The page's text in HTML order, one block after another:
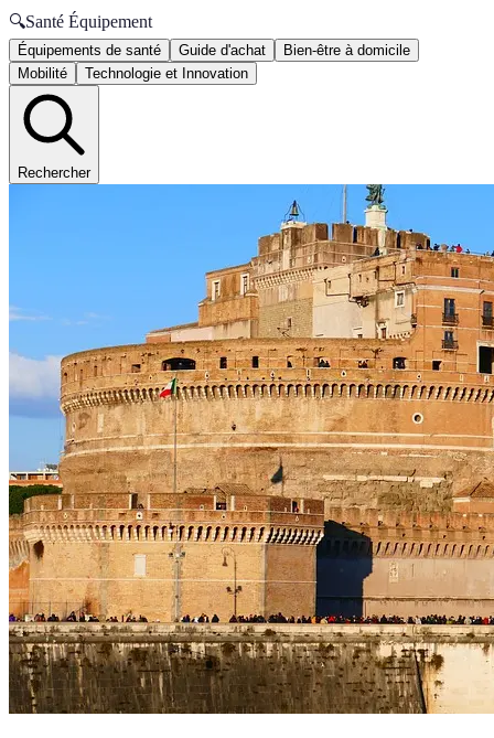
🔍Santé Équipement
Équipements de santé Guide d'achat
Bien-être à domicile
Mobilité
Technologie et Innovation
Rechercher